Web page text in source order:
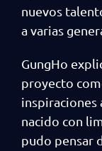
nuevos
a varias
GungHo
proyecto
inspiraciones
nacido con
pudo pensar